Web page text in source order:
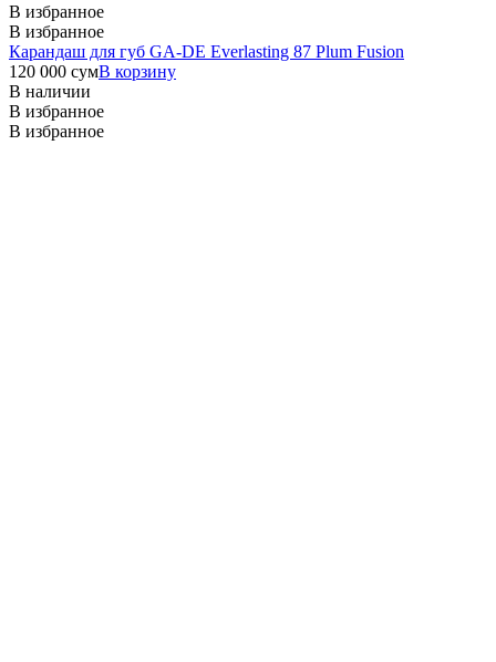
В избранное
В избранное
Карандаш для губ GA-DE Everlasting 87 Plum Fusion
120 000 сумВ корзину
В наличии
В избранное
В избранное